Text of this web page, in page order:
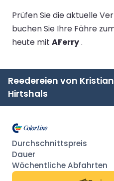
Prüfen Sie die aktuelle
buchen Sie Ihre Fähre
heute mit AFerry.
Reedereien von
Hirtshals